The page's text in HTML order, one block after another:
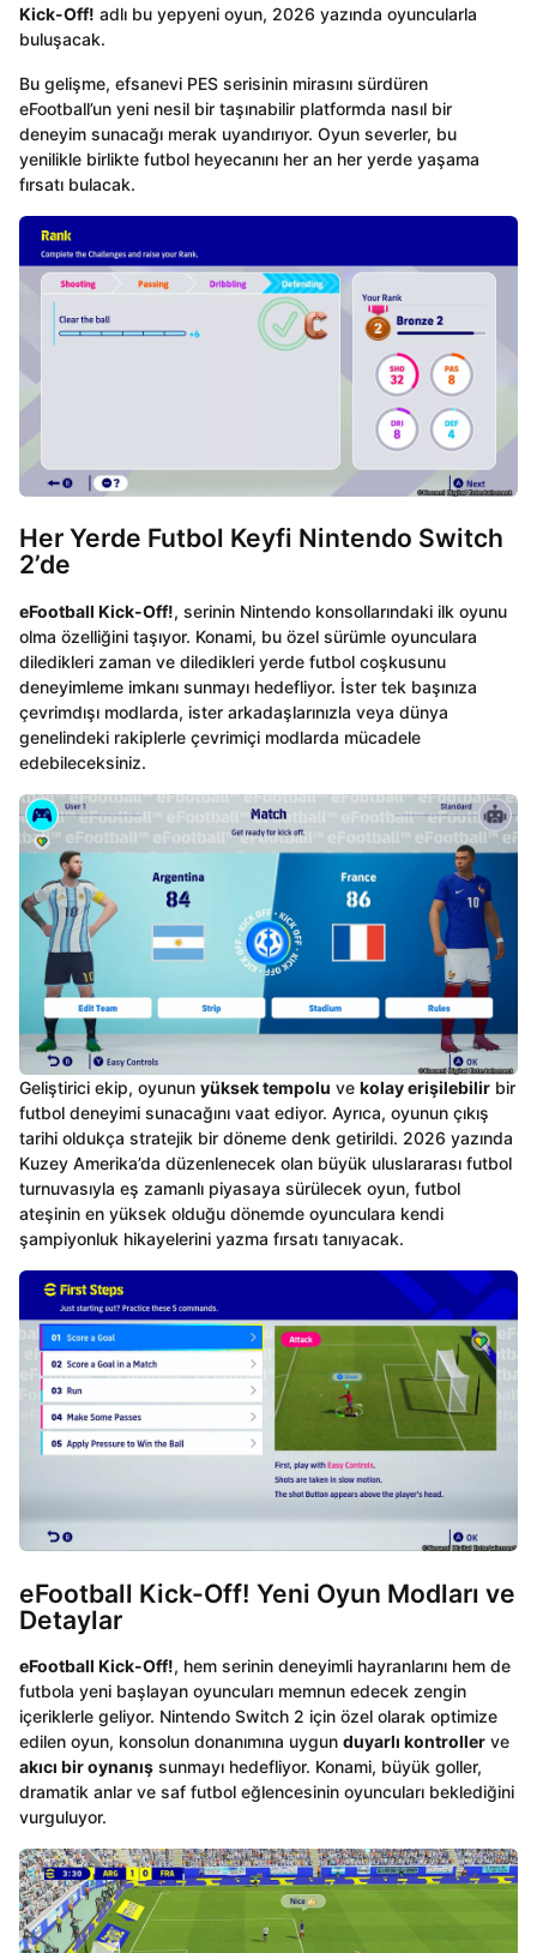
Kick-Off! adlı bu yepyeni oyun, 2026 yazında oyuncularla
buluşacak.
Bu gelişme, efsanevi PES serisinin mirasını sürdüren
eFootball’un yeni nesil bir taşınabilir platformda nasıl bir
deneyim sunacağı merak uyandırıyor. Oyun severler, bu
yenilikle birlikte futbol heyecanını her an her yerde yaşama
fırsatı bulacak.
Her Yerde Futbol Keyfi Nintendo Switch
2’de
eFootball Kick-Off!, serinin Nintendo konsollarındaki ilk oyunu
olma özelliğini taşıyor. Konami, bu özel sürümle oyunculara
diledikleri zaman ve diledikleri yerde futbol coşkusunu
deneyimleme imkanı sunmayı hedefliyor. İster tek başınıza
çevrimdışı modlarda, ister arkadaşlarınızla veya dünya
genelindeki rakiplerle çevrimiçi modlarda mücadele
edebileceksiniz.
Geliştirici ekip, oyunun yüksek tempolu ve kolay erişilebilir bir
futbol deneyimi sunacağını vaat ediyor. Ayrıca, oyunun çıkış
tarihi oldukça stratejik bir döneme denk getirildi. 2026 yazında
Kuzey Amerika’da düzenlenecek olan büyük uluslararası futbol
turnuvasıyla eş zamanlı piyasaya sürülecek oyun, futbol
ateşinin en yüksek olduğu dönemde oyunculara kendi
şampiyonluk hikayelerini yazma fırsatı tanıyacak.
eFootball Kick-Off! Yeni Oyun Modları ve
Detaylar
eFootball Kick-Off!, hem serinin deneyimli hayranlarını hem de
futbola yeni başlayan oyuncuları memnun edecek zengin
içeriklerle geliyor. Nintendo Switch 2 için özel olarak optimize
edilen oyun, konsolun donanımına uygun duyarlı kontroller ve
akıcı bir oynanış sunmayı hedefliyor. Konami, büyük goller,
dramatik anlar ve saf futbol eğlencesinin oyuncuları beklediğini
vurguluyor.